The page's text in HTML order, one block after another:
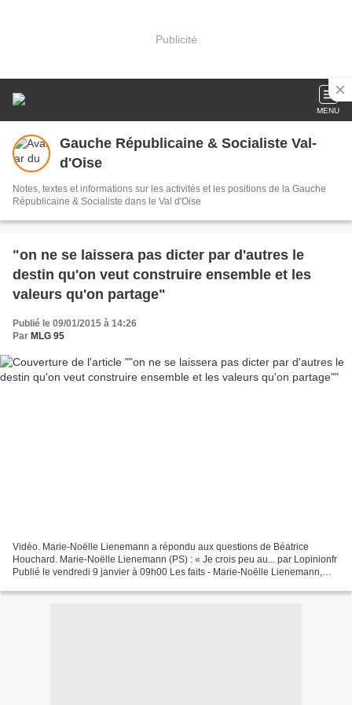
Publicité
MENU
Gauche Républicaine & Socialiste Val-
d'Oise
Notes, textes et informations sur les activités et les positions de la Gauche
Républicaine & Socialiste dans le Val d'Oise
"on ne se laissera pas dicter par d'autres le
destin qu'on veut construire ensemble et les
valeurs qu'on partage"
Publié le 09/01/2015 à 14:26
Par MLG 95
Vidéo. Marie-Noëlle Lienemann a répondu aux questions de Béatrice
Houchard. Marie-Noëlle Lienemann (PS) : « Je crois peu au... par Lopinionfr
Publié le vendredi 9 janvier à 09h00 Les faits - Marie-Noëlle Lienemann,